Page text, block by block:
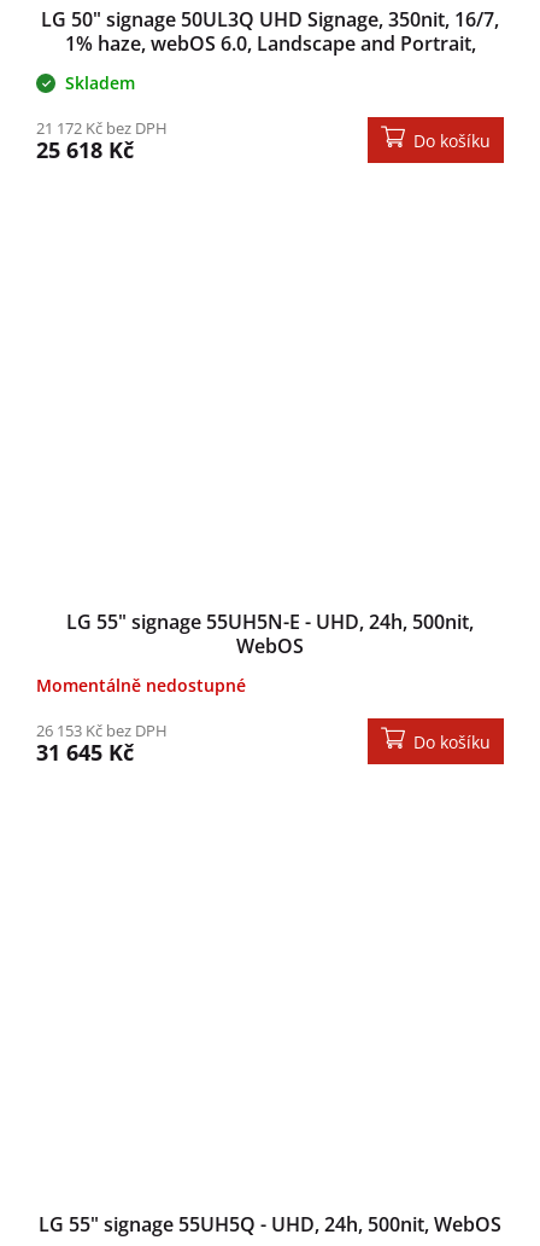
LG 50" signage 50UL3Q UHD Signage, 350nit, 16/7,
1% haze, webOS 6.0, Landscape and Portrait,
Skladem
21 172 Kč bez DPH
25 618 Kč Do košíku
LG 55" signage 55UH5N-E - UHD, 24h, 500nit,
WebOS
Momentálně nedostupné
26 153 Kč bez DPH
31 645 Kč Do košíku
LG 55" signage 55UH5Q - UHD, 24h, 500nit, WebOS